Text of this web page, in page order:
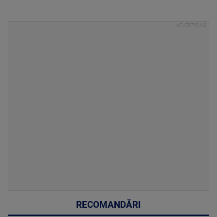
RECOMANDĂRI